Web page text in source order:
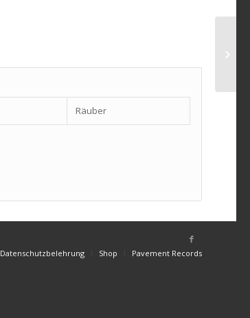
Räuber
Datenschutzbelehrung Shop Pavement Records